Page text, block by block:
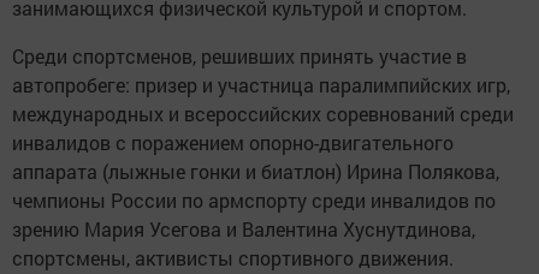
занимающихся физической культурой и спортом.
Среди спортсменов, решивших принять участие в
автопробеге: призер и участница паралимпийских игр,
международных и всероссийских соревнований среди
инвалидов с поражением опорно-двигательного
аппарата (лыжные гонки и биатлон) Ирина Полякова,
чемпионы России по армспорту среди инвалидов по
зрению Мария Усегова и Валентина Хуснутдинова,
спортсмены, активисты спортивного движения.